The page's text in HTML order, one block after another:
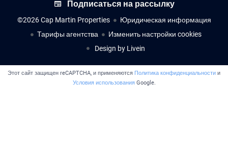
Подписаться на рассылку
©2026 Cap Martin Properties
Юридическая информация
Тарифы агентства
Изменить настройки cookies
Design by Livein
Этот сайт защищен reCAPTCHA, и применяются Политика конфиденциальности и
Условия использованияGoogle.